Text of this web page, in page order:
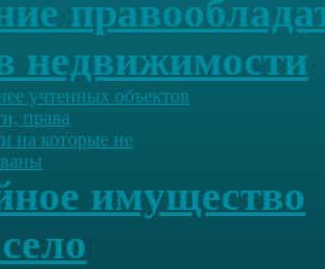
недвижимости
учтенных объектов
права
на которые не
имущество